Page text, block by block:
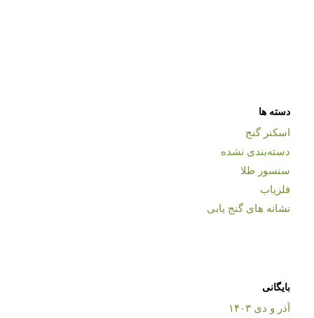
دسته ها
اسکنر گنج
دسته‌بندی نشده
سنسور طلا
فلزیاب
نشانه های گنج یابی
بایگانی
آذر و دی ۱۴۰۳